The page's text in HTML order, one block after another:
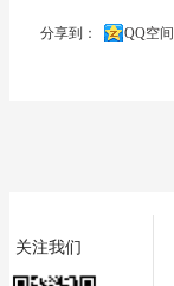
分享到： QQ空间
关注我们